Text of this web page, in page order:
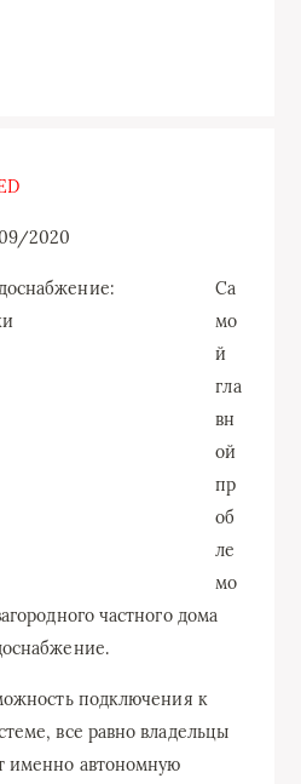
2020
Са
мо
й
гла
вн
ой
пр
об
ле
мо
частного дома
подключения к
все равно владельцы
именно автономную